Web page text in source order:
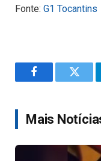
Fonte: G1 Tocantins
Facebook
Mais